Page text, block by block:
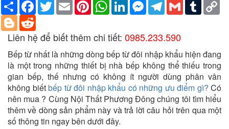
Share Facebook
TwitterEmail PinterestWhatsAppLinkedInMessengerTelegram
Gmail Tumblr
Blogger
Liên hệ để biết thêm chi tiết: 0985.233.590
Bếp từ nhất là những dòng bếp từ đôi nhập khẩu hiện đang
là một trong những thiết bị nhà bếp không thể thiếu trong
gian bếp, thế nhưng có không ít người dùng phân vân
không biếtbếp từ đôi nhập khẩu có những ưu điểm gì? Có
nên mua ? Cùng Nội Thất Phương Đông chúng tôi tìm hiểu
thêm về dòng sản phẩm này và trả lời câu hỏi trên qua một
số thông tin ngay bên dưới đây.